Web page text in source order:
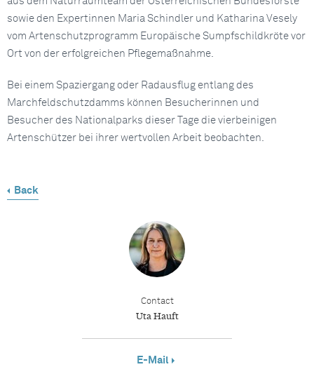
sowie den Expertinnen Maria Schindler und Katharina Vesely
vom Artenschutzprogramm Europäische Sumpfschildkröte vor
Ort von der erfolgreichen Pflegemaßnahme.
Bei einem Spaziergang oder Radausflug entlang des
Marchfeldschutzdamms können Besucherinnen und
Besucher des Nationalparks dieser Tage die vierbeinigen
Artenschützer bei ihrer wertvollen Arbeit beobachten.
Back
Contact
Uta Hauft
E-Mail